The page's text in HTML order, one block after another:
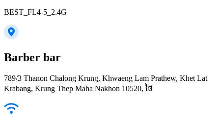
BEST_FL4-5_2.4G
Barber bar
789/3 Thanon Chalong Krung, Khwaeng Lam Prathew, Khet Lat
Krabang, Krung Thep Maha Nakhon 10520, ថៃ